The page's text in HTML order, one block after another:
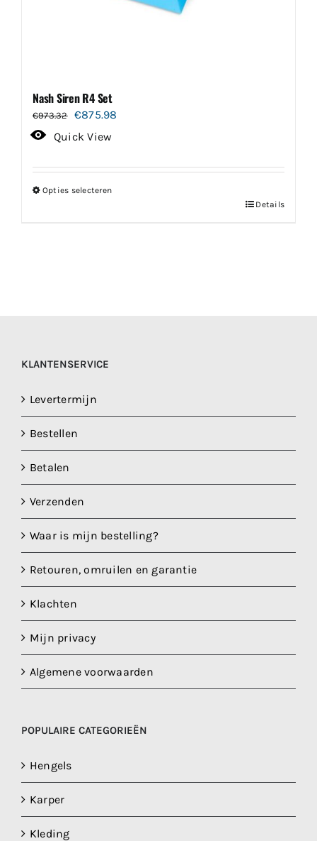
Nash Siren R4 Set
€973.32
Oorspronkelijke
prijs
€973.32.
€875.98
€875.98.
Quick View
Opties selecteren
gekozen
op
de
productpagina
Details
KLANTENSERVICE
Levertermijn
Bestellen
Betalen
Verzenden
Waar is mijn bestelling?
Retouren, omruilen en garantie
Klachten
Mijn privacy
Algemene voorwaarden
POPULAIRE CATEGORIEËN
Hengels
Karper
Kleding